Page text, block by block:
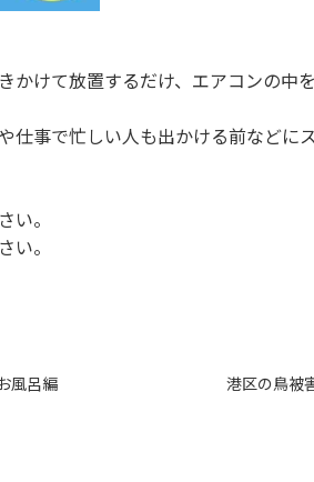
かけて放置するだけ、エアコンの中
仕事で忙しい人も出かける前などに
い。
い。
風呂編 港区の鳥被